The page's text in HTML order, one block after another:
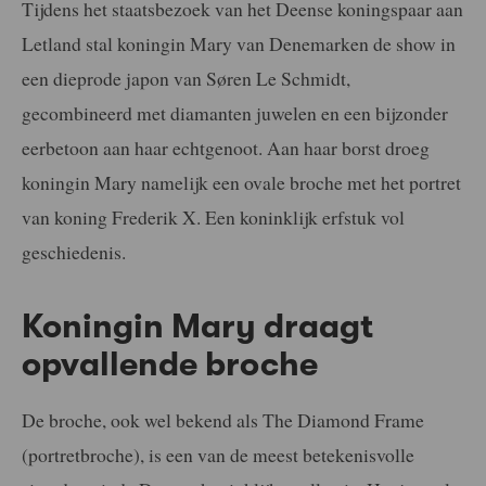
Tijdens het staatsbezoek van het Deense koningspaar aan
Letland stal koningin Mary van Denemarken de show in
een dieprode japon van Søren Le Schmidt,
gecombineerd met diamanten juwelen en een bijzonder
eerbetoon aan haar echtgenoot. Aan haar borst droeg
koningin Mary namelijk een ovale broche met het portret
van koning Frederik X. Een koninklijk erfstuk vol
geschiedenis.
Koningin Mary draagt
opvallende broche
De broche, ook wel bekend als The Diamond Frame
(portretbroche), is een van de meest betekenisvolle